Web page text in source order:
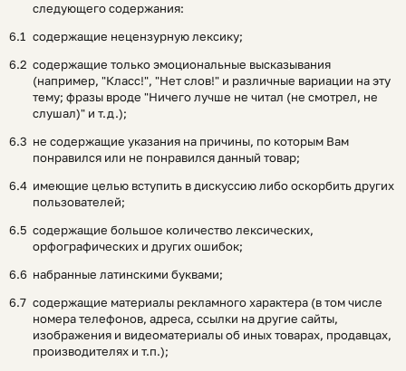
следующего содержания:
содержащие нецензурную лексику;
содержащие только эмоциональные высказывания
(например, "Класс!", "Нет слов!" и различные вариации на эту
тему; фразы вроде "Ничего лучше не читал (не смотрел, не
слушал)" и т.д.);
не содержащие указания на причины, по которым Вам
понравился или не понравился данный товар;
имеющие целью вступить в дискуссию либо оскорбить других
пользователей;
содержащие большое количество лексических,
орфографических и других ошибок;
набранные латинскими буквами;
содержащие материалы рекламного характера (в том числе
номера телефонов, адреса, ссылки на другие сайты,
изображения и видеоматериалы об иных товарах, продавцах,
производителях и т.п.);